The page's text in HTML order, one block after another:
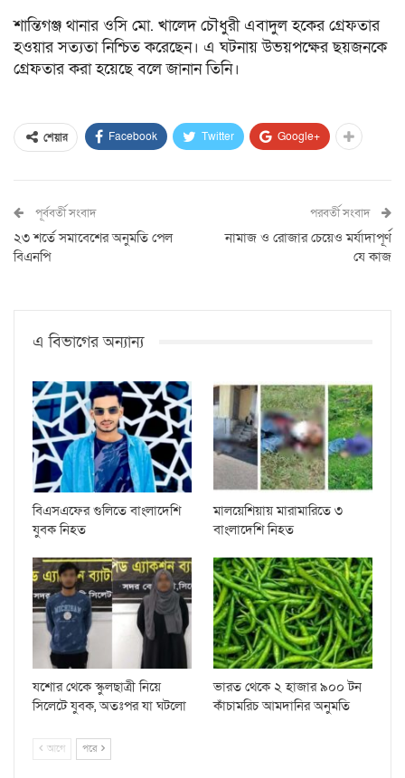
শান্তিগঞ্জ থানার ওসি মো. খালেদ চৌধুরী এবাদুল হকের গ্রেফতার
হওয়ার সত্যতা নিশ্চিত করেছেন। এ ঘটনায় উভয়পক্ষের ছয়জনকে
গ্রেফতার করা হয়েছে বলে জানান তিনি।
শেয়ার Facebook Twitter Google+
পূর্ববর্তী সংবাদ
২৩ শর্তে সমাবেশের অনুমতি পেল
বিএনপি
পরবর্তী সংবাদ
নামাজ ও রোজার চেয়েও মর্যাদাপূর্ণ
যে কাজ
এ বিভাগের অন্যান্য
বিএসএফের গুলিতে বাংলাদেশি
যুবক নিহত
মালয়েশিয়ায় মারামারিতে ৩
বাংলাদেশি নিহত
যশোর থেকে স্কুলছাত্রী নিয়ে
সিলেটে যুবক, অতঃপর যা ঘটলো
ভারত থেকে ২ হাজার ৯০০ টন
কাঁচামরিচ আমদানির অনুমতি
আগে পরে